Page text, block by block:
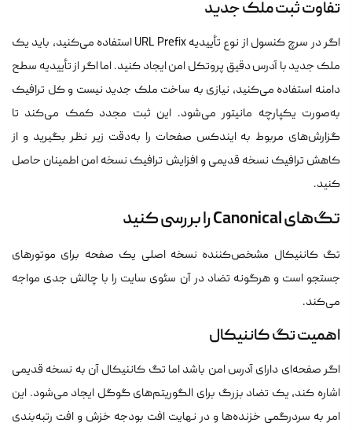
تفاوت ثبت ملک جدید
اگر در سرچ کنسول از نوع تأییدیه URL Prefix استفاده می‌کنید، باید یک
ملک جدید با آدرس دقیق پروتکل امن ایجاد کنید. اما اگر از تأییدیه سطح
دامنه استفاده می‌کنید، نیازی به ساخت ملک جدید نیست و کل ترافیک
به‌صورت یکپارچه مانیتور می‌شود. این ثبت مجدد کمک می‌کند تا
گزارش‌های مربوط به ایندکس صفحات را به‌دقت زیر نظر بگیرید و از
کاهش ترافیک نسخه قدیمی و افزایش ترافیک نسخه امن اطمینان حاصل
کنید.
تگ‌های Canonical را بررسی کنید
تگ کاننیکال مشخص‌کننده نسخه اصلی یک صفحه برای موتورهای
جستجو است و هرگونه تضاد در آن سئوی سایت را با چالش جدی مواجه
می‌کند.
اهمیت تگ کاننیکال
اگر صفحه‌ای دارای آدرس امن باشد اما تگ کاننیکال آن به نسخه قدیمی
اشاره کند، یک تضاد بزرگ برای الگوریتم‌های گوگل ایجاد می‌شود. این
امر به سردرگمی خزنده‌ها و در نهایت افت بودجه خزش و افت رتبه‌بندی